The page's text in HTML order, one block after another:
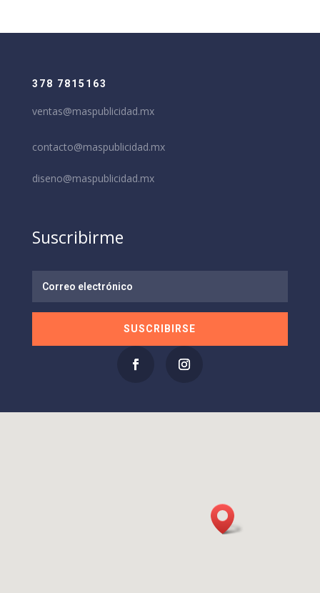
378 7815163
ventas@maspublicidad.mx
contacto@maspublicidad.mx
diseno@maspublicidad.mx
Suscribirme
SUSCRIBIRSE